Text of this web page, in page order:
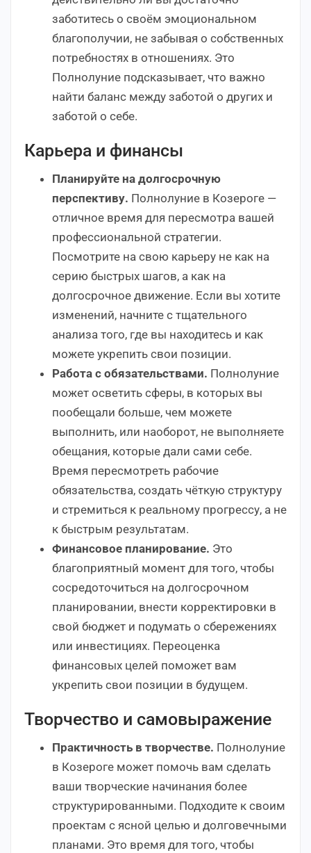
заботитесь о своём эмоциональном
благополучии, не забывая о собственных
потребностях в отношениях. Это
Полнолуние подсказывает, что важно
найти баланс между заботой о других и
заботой о себе.
Карьера и финансы
Планируйте на долгосрочную
перспективу. Полнолуние в Козероге —
отличное время для пересмотра вашей
профессиональной стратегии.
Посмотрите на свою карьеру не как на
серию быстрых шагов, а как на
долгосрочное движение. Если вы хотите
изменений, начните с тщательного
анализа того, где вы находитесь и как
можете укрепить свои позиции.
Работа с обязательствами. Полнолуние
может осветить сферы, в которых вы
пообещали больше, чем можете
выполнить, или наоборот, не выполняете
обещания, которые дали сами себе.
Время пересмотреть рабочие
обязательства, создать чёткую структуру
и стремиться к реальному прогрессу, а не
к быстрым результатам.
Финансовое планирование. Это
благоприятный момент для того, чтобы
сосредоточиться на долгосрочном
планировании, внести корректировки в
свой бюджет и подумать о сбережениях
или инвестициях. Переоценка
финансовых целей поможет вам
укрепить свои позиции в будущем.
Творчество и самовыражение
Практичность в творчестве. Полнолуние
в Козероге может помочь вам сделать
ваши творческие начинания более
структурированными. Подходите к своим
проектам с ясной целью и долговечными
планами. Это время для того, чтобы